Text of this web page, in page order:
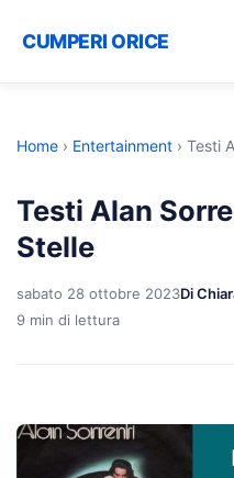
CUMPERI ORICE
Home › Entertainment › Testi
Testi Alan
Stelle
sabato 28 ottobre 2023Di
9 min di lettura